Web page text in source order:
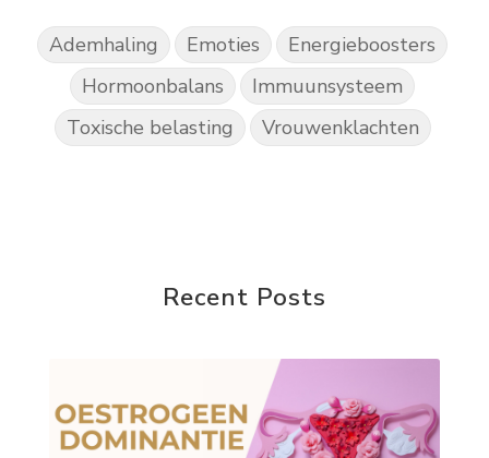
Ademhaling Emoties
Energieboosters
Hormoonbalans
Immuunsysteem
Toxische belasting
Vrouwenklachten
Recent Posts